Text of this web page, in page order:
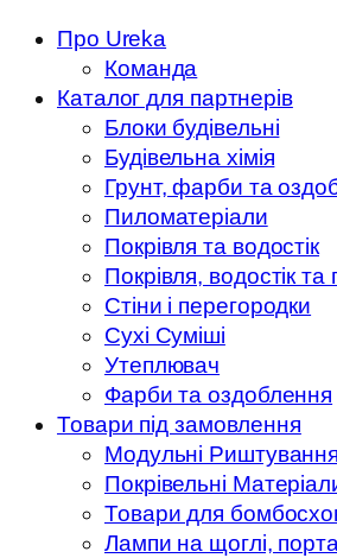
Про Ureka
Команда
Каталог для партнерів
Блоки будівельні
Будівельна хімія
Грунт, фарби та
Пиломатеріали
Покрівля та водостік
Покрівля, водостік та
Стіни і перегородки
Сухі Суміші
Утеплювач
Фарби та оздоблення
Товари під замовлення
Модульні Риштування
Покрівельні
Товари для
Лампи на щоглі,